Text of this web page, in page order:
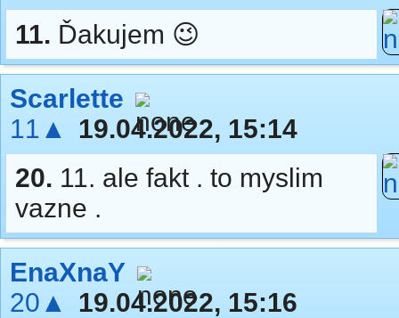
11. Ďakujem 😉
Scarlette
11▲
19.04.2022, 15:14
20. 11. ale fakt . to myslim
vazne .
EnaXnaY
20▲
19.04.2022, 15:16